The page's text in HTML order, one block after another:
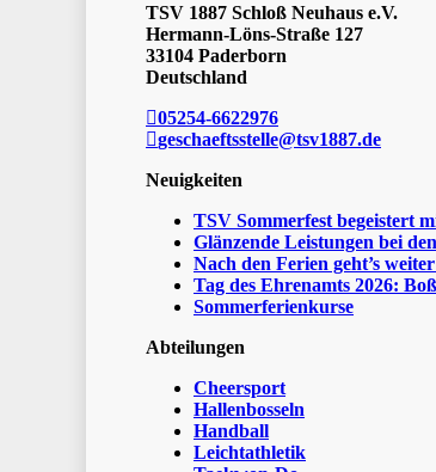
TSV 1887 Schloß Neuhaus e.V.
Hermann-Löns-Straße 127
33104 Paderborn
Deutschland
05254-6622976
geschaeftsstelle@tsv1887.de
Neuigkeiten
TSV Sommerfest begeistert
Glänzende Leistungen bei
Nach den Ferien geht’s
Tag des Ehrenamts 2026:
Sommerferienkurse
Abteilungen
Cheersport
Hallenbosseln
Handball
Leichtathletik